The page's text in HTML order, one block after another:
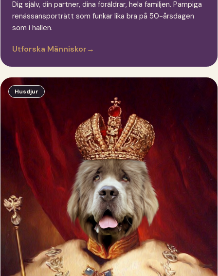
Dig själv, din partner, dina föräldrar, hela familjen. Pampiga
renässansporträtt som funkar lika bra på 50-årsdagen
som i hallen.
Utforska Människor→
Husdjur